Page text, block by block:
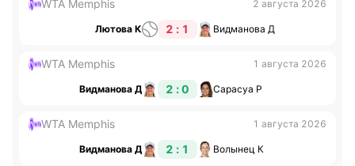
WTA Memphis 2 августа 2026
Лютова К 2 : 1 Видманова Д
WTA Memphis 1 августа 2026
Видманова Д 2 : 0 Сарасуа Р
WTA Memphis 1 августа 2026
Видманова Д 2 : 1 Волынец К